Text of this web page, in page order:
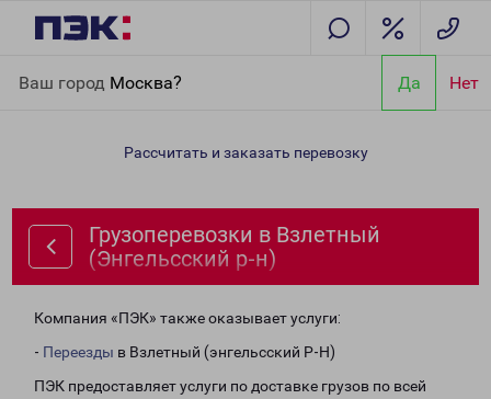
Ваш город Москва? Да Нет
(Энгельсский р-н)
Рассчитать и заказать перевозку
Грузоперевозки в Взлетный
(Энгельсский р-н)
Компания «ПЭК» также оказывает услуги:
- Переезды в Взлетный (энгельсский Р-Н)
ПЭК предоставляет услуги по доставке грузов по всей